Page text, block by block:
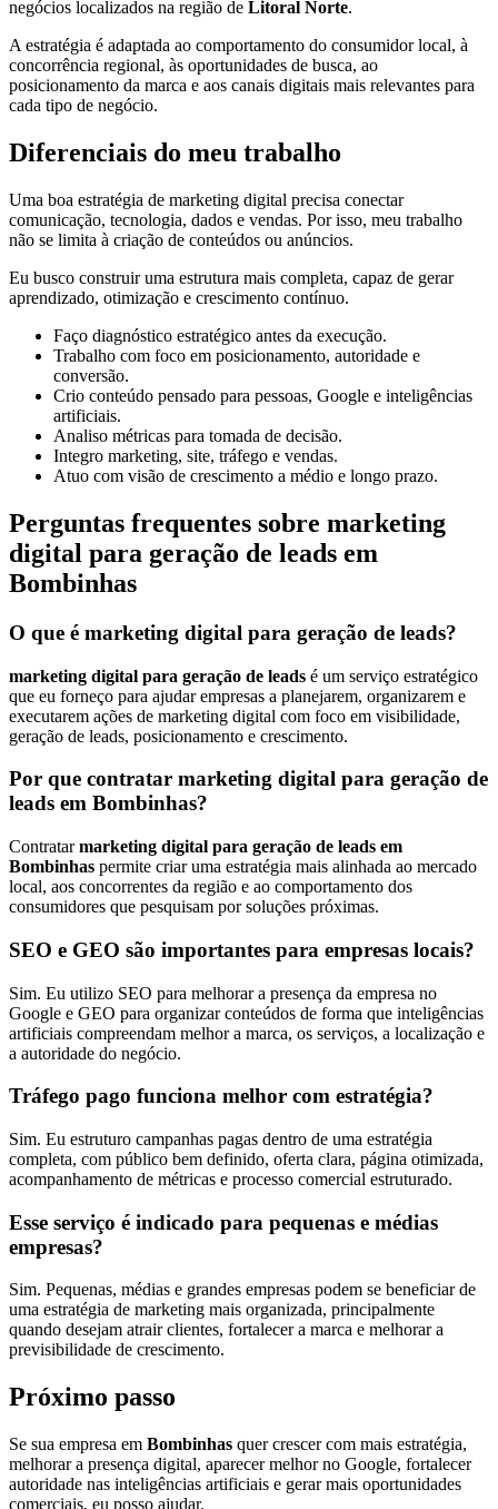
negócios localizados na região de Litoral Norte.
A estratégia é adaptada ao comportamento do consumidor local, à
concorrência regional, às oportunidades de busca, ao
posicionamento da marca e aos canais digitais mais relevantes para
cada tipo de negócio.
Diferenciais do meu trabalho
Uma boa estratégia de marketing digital precisa conectar
comunicação, tecnologia, dados e vendas. Por isso, meu trabalho
não se limita à criação de conteúdos ou anúncios.
Eu busco construir uma estrutura mais completa, capaz de gerar
aprendizado, otimização e crescimento contínuo.
Faço diagnóstico estratégico antes da execução.
Trabalho com foco em posicionamento, autoridade e
conversão.
Crio conteúdo pensado para pessoas, Google e inteligências
artificiais.
Analiso métricas para tomada de decisão.
Integro marketing, site, tráfego e vendas.
Atuo com visão de crescimento a médio e longo prazo.
Perguntas frequentes sobre marketing
digital para geração de leads em
Bombinhas
O que é marketing digital para geração de leads?
marketing digital para geração de leads é um serviço estratégico
que eu forneço para ajudar empresas a planejarem, organizarem e
executarem ações de marketing digital com foco em visibilidade,
geração de leads, posicionamento e crescimento.
Por que contratar marketing digital para geração de
leads em Bombinhas?
Contratarmarketing digital para geração de leads em
Bombinhas permite criar uma estratégia mais alinhada ao mercado
local, aos concorrentes da região e ao comportamento dos
consumidores que pesquisam por soluções próximas.
SEO e GEO são importantes para empresas locais?
Sim. Eu utilizo SEO para melhorar a presença da empresa no
Google e GEO para organizar conteúdos de forma que inteligências
artificiais compreendam melhor a marca, os serviços, a localização e
a autoridade do negócio.
Tráfego pago funciona melhor com estratégia?
Sim. Eu estruturo campanhas pagas dentro de uma estratégia
completa, com público bem definido, oferta clara, página otimizada,
acompanhamento de métricas e processo comercial estruturado.
Esse serviço é indicado para pequenas e médias
empresas?
Sim. Pequenas, médias e grandes empresas podem se beneficiar de
uma estratégia de marketing mais organizada, principalmente
quando desejam atrair clientes, fortalecer a marca e melhorar a
previsibilidade de crescimento.
Próximo passo
Se sua empresa em Bombinhas quer crescer com mais estratégia,
melhorar a presença digital, aparecer melhor no Google, fortalecer
autoridade nas inteligências artificiais e gerar mais oportunidades
comerciais, eu posso ajudar.